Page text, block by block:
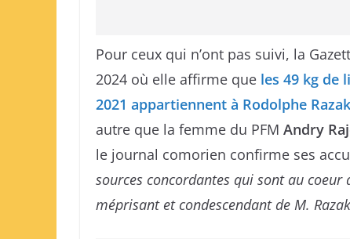
Pour ceux qui n’ont pas suivi, la
2024 où elle affirme que les 49 kg de
2021 appartiennent à Rodolphe
autre que la femme du PFM Andry
le journal comorien confirme ses
sources concordantes qui sont au coeur
méprisant et condescendant de M.